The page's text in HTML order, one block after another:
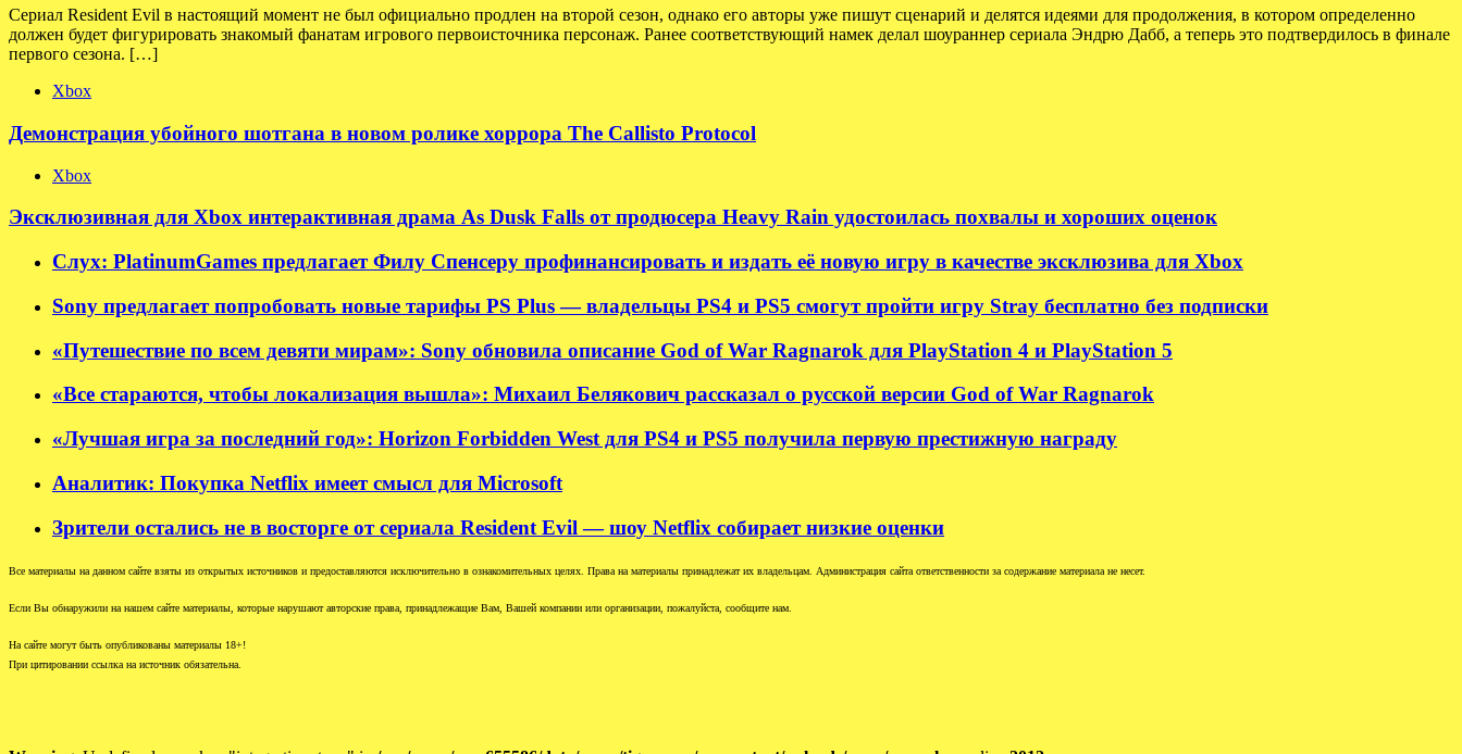
Сериал Resident Evil в настоящий момент не был официально продлен на второй сезон, однако его авторы уже пишут сценарий и делятся идеями для продолжения, в котором определенно
должен будет фигурировать знакомый фанатам игрового первоисточника персонаж. Ранее соответствующий намек делал шоураннер сериала Эндрю Дабб, а теперь это подтвердилось в финале
первого сезона. […]
Xbox
Демонстрация убойного шотгана в новом ролике хоррора The Callisto Protocol
Xbox
Эксклюзивная для Xbox интерактивная драма As Dusk Falls от продюсера Heavy Rain удостоилась похвалы и хороших оценок
Слух: PlatinumGames предлагает Филу Спенсеру профинансировать и издать её новую игру в качестве эксклюзива для Xbox
Sony предлагает попробовать новые тарифы PS Plus — владельцы PS4 и PS5 смогут пройти игру Stray бесплатно без подписки
«Путешествие по всем девяти мирам»: Sony обновила описание God of War Ragnarok для PlayStation 4 и PlayStation 5
«Все стараются, чтобы локализация вышла»: Михаил Белякович рассказал о русской версии God of War Ragnarok
«Лучшая игра за последний год»: Horizon Forbidden West для PS4 и PS5 получила первую престижную награду
Аналитик: Покупка Netflix имеет смысл для Microsoft
Зрители остались не в восторге от сериала Resident Evil — шоу Netflix собирает низкие оценки
Все материалы на данном сайте взяты из открытых источников и предоставляются исключительно в ознакомительных целях. Права на материалы принадлежат их владельцам. Администрация сайта ответственности за содержание материала не несет.
Если Вы обнаружили на нашем сайте материалы, которые нарушают авторские права, принадлежащие Вам, Вашей компании или организации, пожалуйста, сообщите нам.
На сайте могут быть опубликованы материалы 18+!
При цитировании ссылка на источник обязательна.